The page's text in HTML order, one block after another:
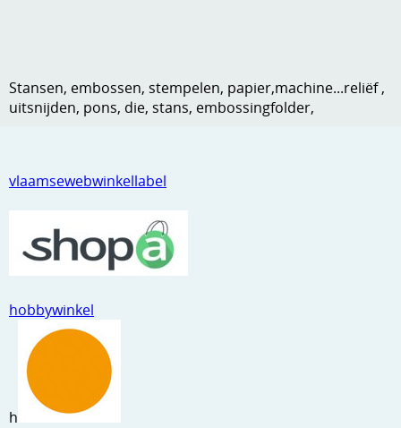
Leuke versieringen
Ponsen
Snijmaterialen
Speciaal papier
Stans machine en embossing machines
Stempels en zo
vlaamsewebwinkellabel
hobbywinkel
h
Stansen, embossen, stempelen, papier,machine...reliëf ,
uitsnijden, pons, die, stans, embossingfolder,